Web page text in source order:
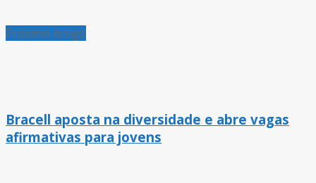
Próximo Artigo
Bracell aposta na diversidade e abre vagas
afirmativas para jovens